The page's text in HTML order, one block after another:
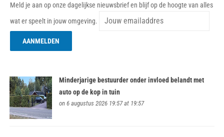
Meld je aan op onze dagelijkse nieuwsbrief en blijf op de hoogte van alles
wat er speelt in jouw omgeving.
Minderjarige bestuurder onder invloed belandt met
auto op de kop in tuin
on 6 augustus 2026 19:57 at 19:57